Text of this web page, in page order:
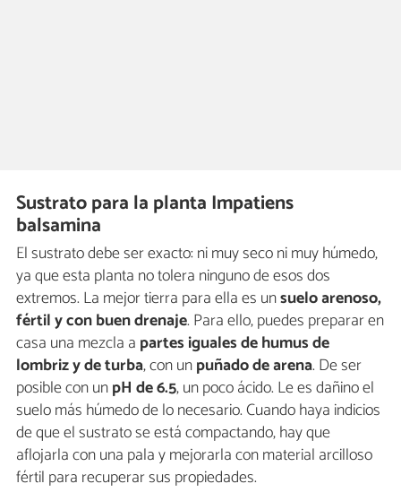
Sustrato para la planta Impatiens
balsamina
El sustrato debe ser exacto: ni muy seco ni muy húmedo,
ya que esta planta no tolera ninguno de esos dos
extremos. La mejor tierra para ella es unsuelo arenoso,
fértil y con buen drenaje. Para ello, puedes preparar en
casa una mezcla a partes iguales de humus de
lombriz y de turba, con unpuñado de arena. De ser
posible con unpH de 6.5, un poco ácido. Le es dañino el
suelo más húmedo de lo necesario. Cuando haya indicios
de que el sustrato se está compactando, hay que
aflojarla con una pala y mejorarla con material arcilloso
fértil para recuperar sus propiedades.